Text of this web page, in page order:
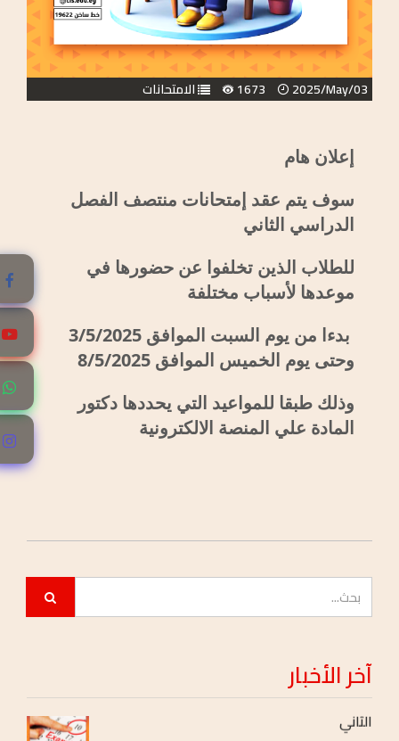
2025/May/03
1673 الامتحانات
إعلان هام
سوف يتم عقد إمتحانات منتصف الفصل
الدراسي الثاني
للطلاب الذين تخلفوا عن حضورها في
موعدها لأسباب مختلفة
بدءا من يوم السبت الموافق 3/5/2025
وحتى يوم الخميس الموافق 8/5/2025
وذلك طبقا للمواعيد التي يحددها دكتور
المادة علي المنصة الالكترونية
آخرالأخبار
جداول مناقشات مشاريع التخرج
جداول امتحانات نهاية الفصل الدراسى الثاني
جداول امتحانات منتصف الفصل الدراسي
الثاني
2026/MAR/29